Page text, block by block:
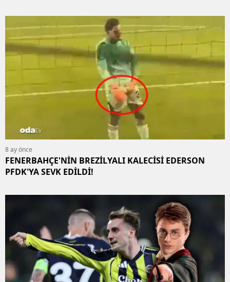
8 ay önce
FENERBAHÇE'NİN BREZİLYALI KALECİSİ EDERSON
PFDK'YA SEVK EDİLDİ!